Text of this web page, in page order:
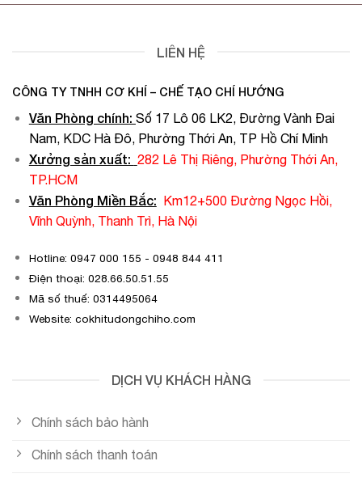
LIÊN HỆ
CÔNG TY TNHH CƠ KHÍ – CHẾ TẠO CHÍ HƯỚNG
Văn Phòng chính: Số 17 Lô 06 LK2, Đường Vành Đai
Nam, KDC Hà Đô, Phường Thới An, TP Hồ Chí Minh
Xưởng sản xuất: 282 Lê Thị Riêng, Phường Thới An,
TP.HCM
Văn Phòng Miền Bắc: Km12+500 Đường Ngọc Hồi,
Vĩnh Quỳnh, Thanh Trì, Hà Nội
Hotline: 0947 000 155 - 0948 844 411
Điện thoại: 028.66.50.51.55
Mã số thuế: 0314495064
Website: cokhitudongchiho.com
DỊCH VỤ KHÁCH HÀNG
Chính sách bảo hành
Chính sách thanh toán